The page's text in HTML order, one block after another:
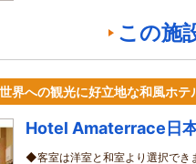
この施
界への観光に好立地な和風ホテ
Hotel Amaterrace日
◆客室は洋室と和室より選択で